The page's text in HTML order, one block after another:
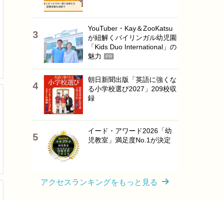
YouTuber・Kay＆ZooKatsu
が紐解くバイリンガル幼児園
「Kids Duo International」の
魅力
PR
朝日新聞出版「英語に強くな
る小学校選び2027」209校収
録
イード・アワード2026「幼
児教室」満足度No.1が決定
アクセスランキングをもっと見る